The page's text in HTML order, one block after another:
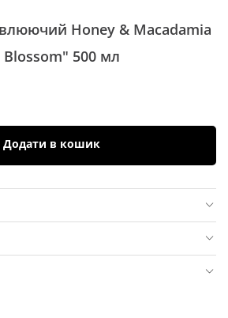
Honey & Macadamia
Blossom" 500 мл
Додати в кошик